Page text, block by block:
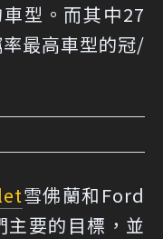
型。而其中27
最高車型的冠/
雪佛蘭和Ford
要的目標，並